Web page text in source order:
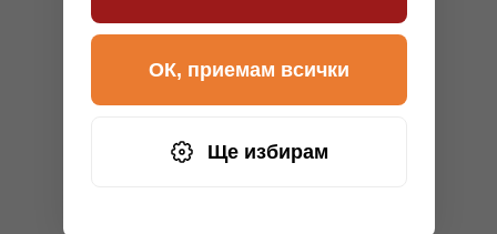
Ще избирам
ОК, приемам всички